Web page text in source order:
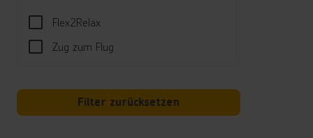
Flex2Relax
Zug zum Flug
Filter zurücksetzen